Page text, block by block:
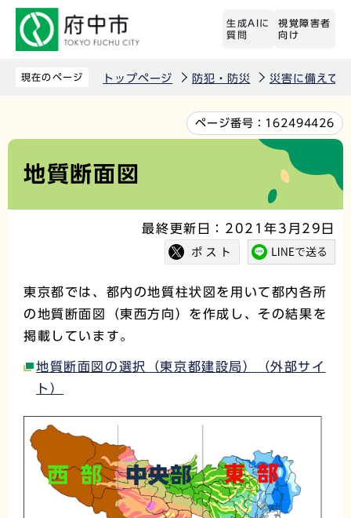
先
す
生成AIに
質問
視覚障害者
向け
現在のページ トップページ 防犯・防災 災害に備えて
文
か
ページ番号： 162494426
地質断面図
最終更新日：2021年3月29日
東京都では、都内の地質柱状図を用いて都内各所
の地質断面図（東西方向）を作成し、その結果を
掲載しています。
地質断面図の選択（東京都建設局）（外部サイ
ト）